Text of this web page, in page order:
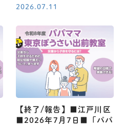
2026.07.11
【終了/報告】■江戸川区
■2026年7月7日■「パパ